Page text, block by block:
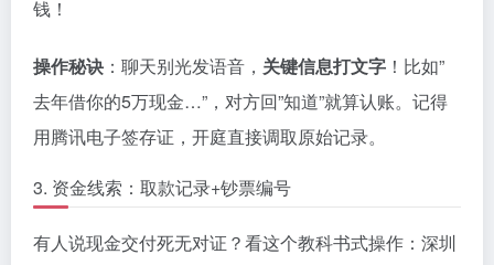
钱！
操作秘诀 ：聊天别光发语音， 关键信息打文字 ！比如”
去年借你的5万现金…”，对方回”知道”就算认账。记得
用腾讯电子签存证，开庭直接调取原始记录。
3. 资金线索：取款记录+钞票编号
有人说现金交付死无对证？看这个教科书式操作：深圳